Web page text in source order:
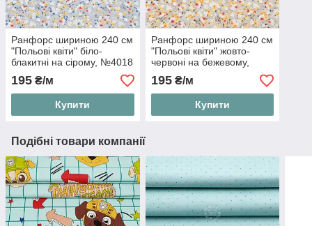
Ранфорс шириною 240 см
"Польові квіти" біло-
блакитні на сірому, №4018
195 ₴/м
Купити
Ранфорс шириною 240 см
"Польові квіти" жовто-
червоні на бежевому,
№4020
195₴/м
Купити
Подібні товари компанії